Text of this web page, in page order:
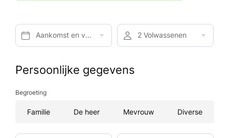
Aankomst en vertrek* 2 Volwassenen
Persoonlijke gegevens
Begroeting
Familie De heer Mevrouw Diverse